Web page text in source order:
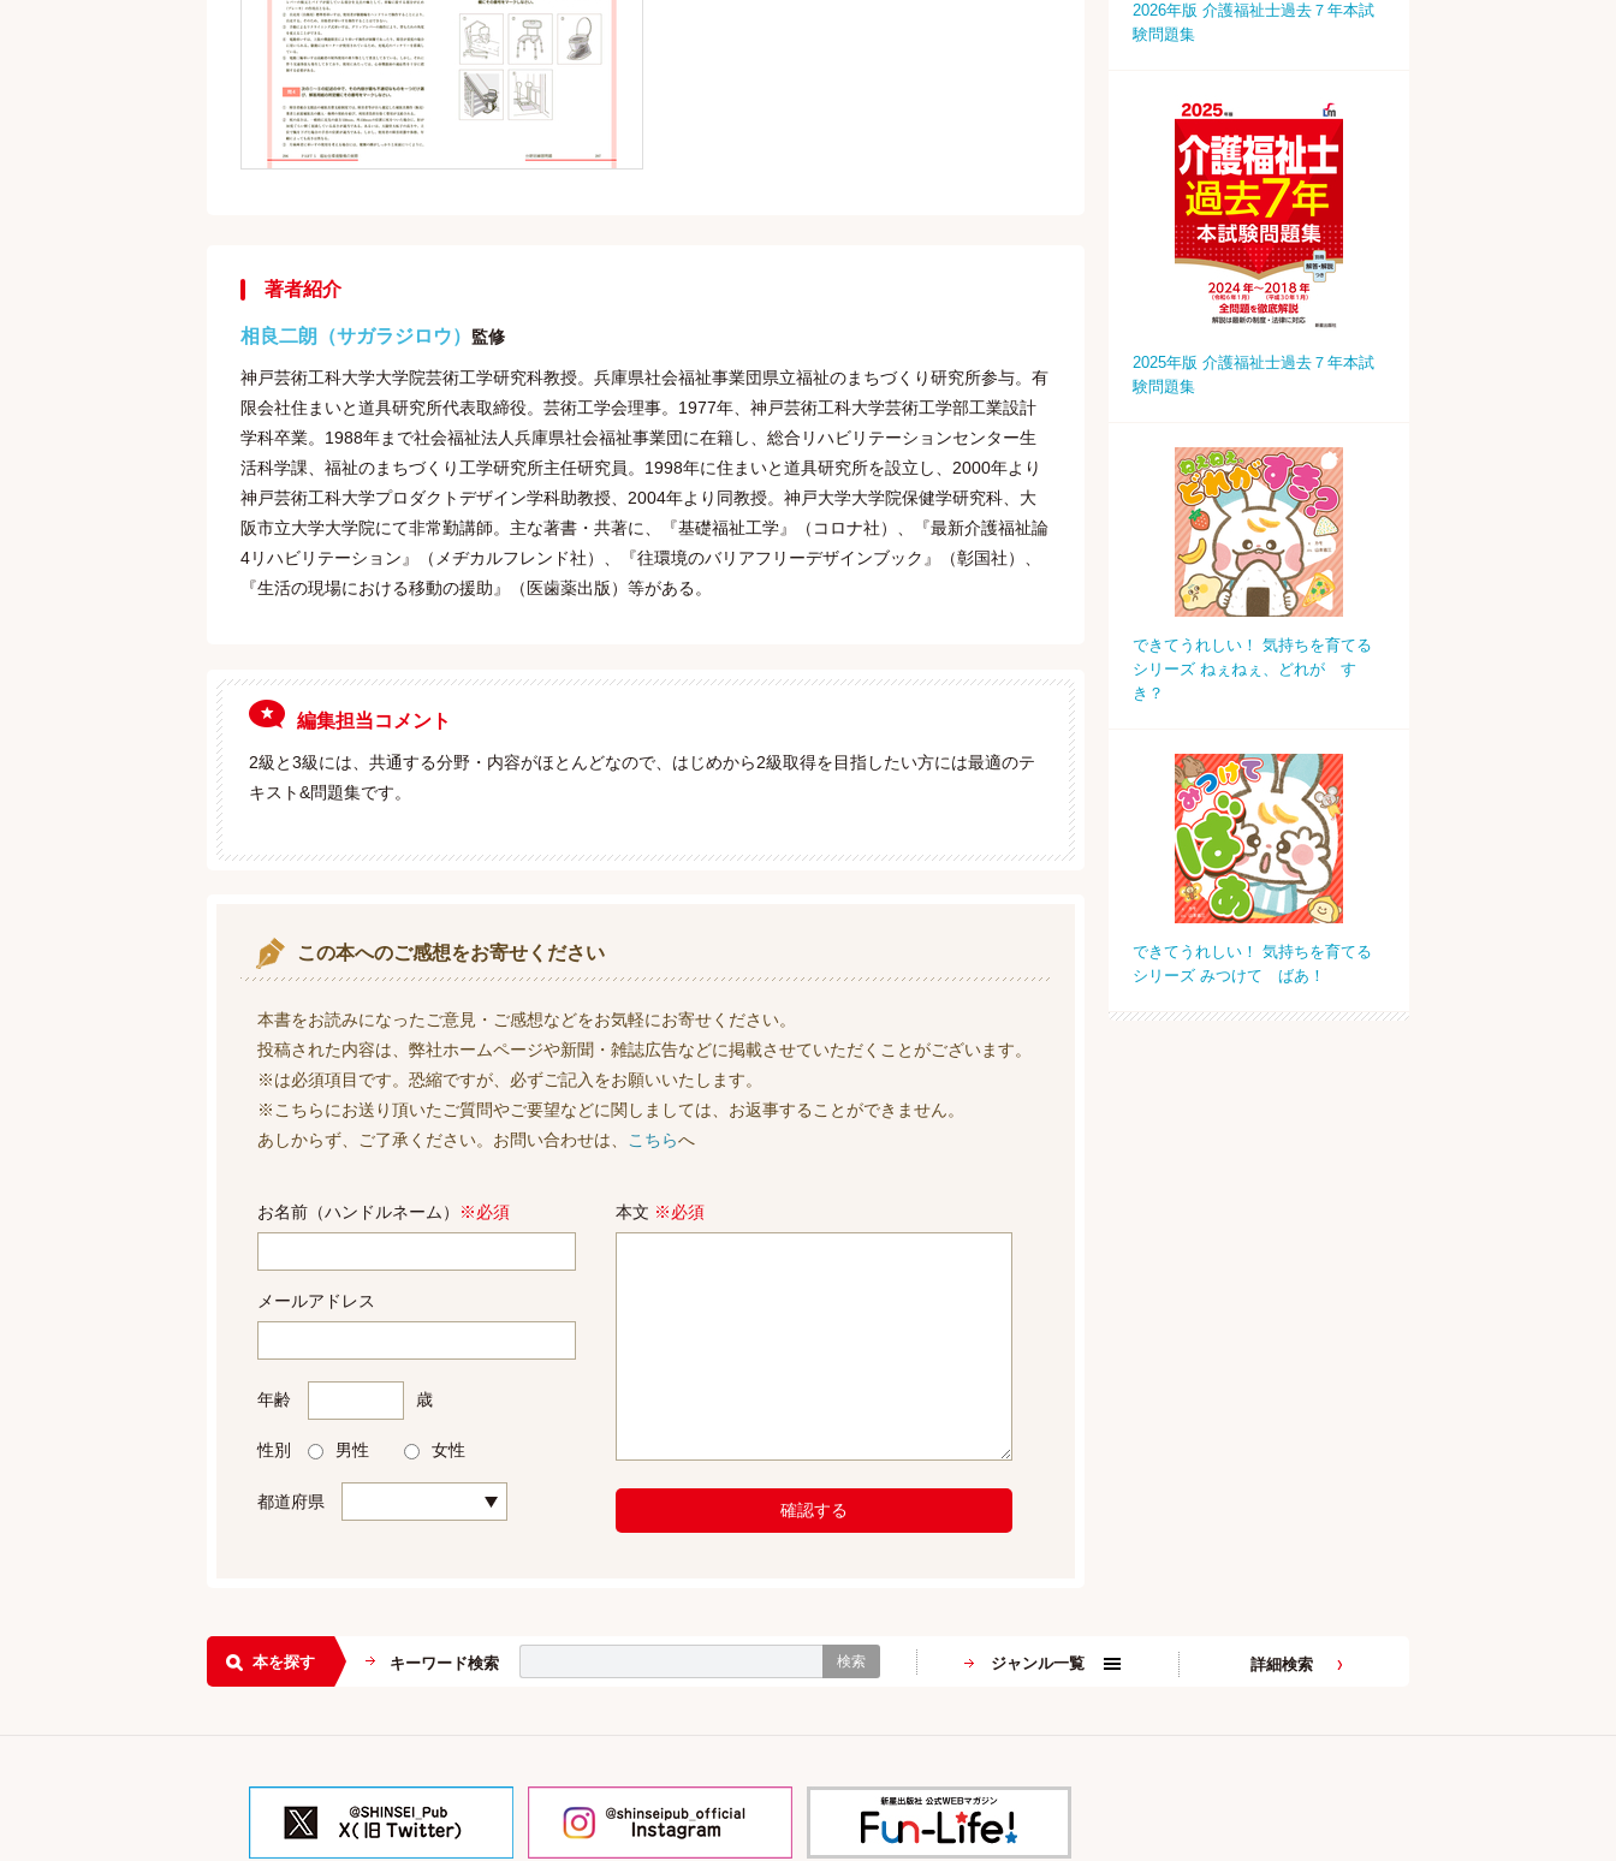
著者紹介
相良二朗（サガラジロウ） 監修
神戸芸術工科大学大学院芸術工学研究科教授。兵庫県社会福祉事業団県立福祉のまちづくり研究所参与。有
限会社住まいと道具研究所代表取締役。芸術工学会理事。1977年、神戸芸術工科大学芸術工学部工業設計
学科卒業。1988年まで社会福祉法人兵庫県社会福祉事業団に在籍し、総合リハビリテーションセンター生
活科学課、福祉のまちづくり工学研究所主任研究員。1998年に住まいと道具研究所を設立し、2000年より
神戸芸術工科大学プロダクトデザイン学科助教授、2004年より同教授。神戸大学大学院保健学研究科、大
阪市立大学大学院にて非常勤講師。主な著書・共著に、『基礎福祉工学』（コロナ社）、『最新介護福祉論
4リハビリテーション』（メヂカルフレンド社）、『往環境のバリアフリーデザインブック』（彰国社）、
『生活の現場における移動の援助』（医歯薬出版）等がある。
編集担当コメント
2級と3級には、共通する分野・内容がほとんどなので、はじめから2級取得を目指したい方には最適のテ
キスト&問題集です。
この本へのご感想をお寄せください
本書をお読みになったご意見・ご感想などをお気軽にお寄せください。
投稿された内容は、弊社ホームページや新聞・雑誌広告などに掲載させていただくことがございます。
※は必須項目です。恐縮ですが、必ずご記入をお願いいたします。
※こちらにお送り頂いたご質問やご要望などに関しましては、お返事することができません。
あしからず、ご了承ください。お問い合わせは、
こちらへ
お名前（ハンドルネーム） ※必須
メールアドレス
年齢 歳
性別 男性 女性
都道府県
本文 ※必須
確認する
2026年版 介護福祉士過去７年本試
験問題集
2025年版 介護福祉士過去７年本試
験問題集
できてうれしい！ 気持ちを育てる
シリーズ ねぇねぇ、どれが す
き？
できてうれしい！ 気持ちを育てる
シリーズ みつけて ばあ！
本を探す キーワード検索 検索 ジャンル一覧 詳細検索